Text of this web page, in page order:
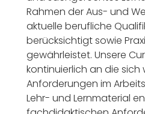
Rahmen der Aus- und
aktuelle berufliche
berücksichtigt sowie
gewährleistet. Unsere
kontinuierlich an die
Anforderungen im
Lehr- und Lernmaterial